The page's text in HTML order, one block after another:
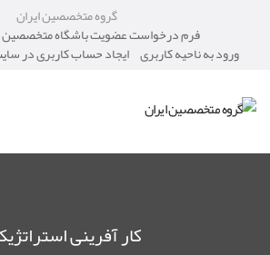
گروه متخصصین ایران
فرم درخواست عضویت باشگاه متخصصین و
ورود به ناحیه کاربری ایجاد حساب کاربری در
کار آفرینی